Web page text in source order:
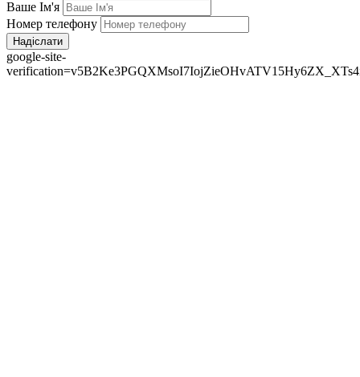
Ваше Ім'я
Номер телефону
Надіслати
google-site-